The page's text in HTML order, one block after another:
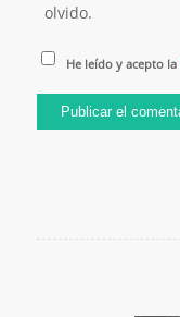
olvido.
He leído y acepto la